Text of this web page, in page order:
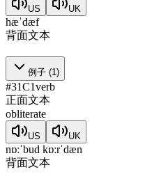
US UK
hæˈdæf
背面文本
例子 (1)
#31C1verb
正面文本
obliterate
US UK
nɒːˈbud kɒːrˈdæn
背面文本